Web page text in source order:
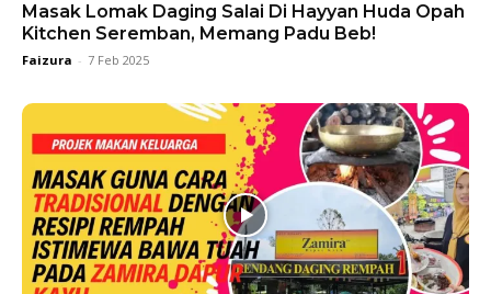
Masak Lomak Daging Salai Di Hayyan Huda Opah
Kitchen Seremban, Memang Padu Beb!
Faizura - 7 Feb 2025